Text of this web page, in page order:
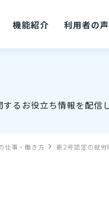
機能紹介 利用者の声
るお役立ち情報を配信
仕事・働き方 新2号認定の就